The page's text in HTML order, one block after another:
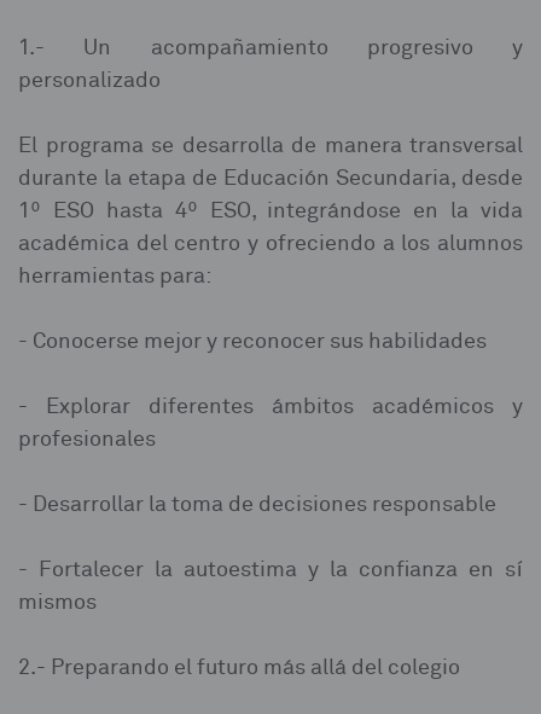
1.- Un acompañamiento progresivo y
personalizado
El programa se desarrolla de manera transversal
durante la etapa de Educación Secundaria, desde
1º ESO hasta 4º ESO, integrándose en la vida
académica del centro y ofreciendo a los alumnos
herramientas para:
- Conocerse mejor y reconocer sus habilidades
- Explorar diferentes ámbitos académicos y
profesionales
- Desarrollar la toma de decisiones responsable
- Fortalecer la autoestima y la confianza en sí
mismos
2.- Preparando el futuro más allá del colegio